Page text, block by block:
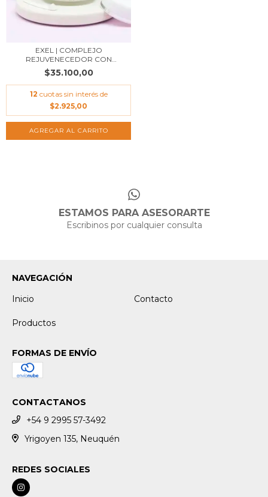
EXEL | COMPLEJO
REJUVENECEDOR CON
GLICÓL...
$35.100,00
12 cuotas sin interés de
$2.925,00
AGREGAR AL CARRITO
ESTAMOS PARA ASESORARTE
Escribinos por cualquier consulta
NAVEGACIÓN
Inicio
Contacto
Productos
FORMAS DE ENVÍO
CONTACTANOS
+54 9 2995 57-3492
Yrigoyen 135, Neuquén
REDES SOCIALES